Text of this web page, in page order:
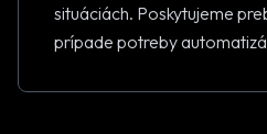
situáciách. Poskytujeme
prípade potreby